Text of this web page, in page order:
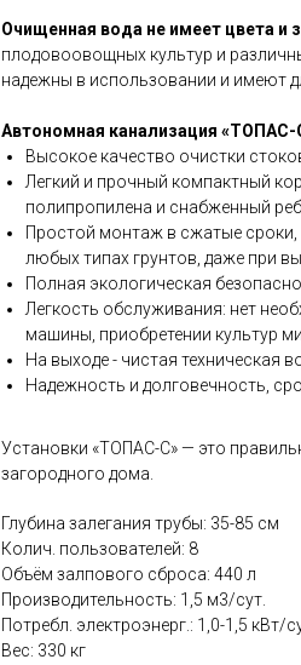
Очищенная вода не имеет цвета и
плодовоовощных культур и
надежны в использовании и имеют
Автономная канализация «ТОПАС-
Высокое качество очистки
Легкий и прочный компактный
полипропилена и снабженный
Простой монтаж в сжатые
любых типах грунтов, даже при
Полная экологическая
Легкость обслуживания: нет
машины, приобретении культур
На выходе - чистая техническая
Надежность и долговечность,
Установки «ТОПАС-С» — это
загородного дома.
Глубина залегания трубы: 35-85 см
Колич. пользователей: 8
Объём залпового сброса: 440 л
Производительность: 1,5 м3/сут.
Потребл. электроэнерг.: 1,0-1,5 кВт/
Вес: 330 кг